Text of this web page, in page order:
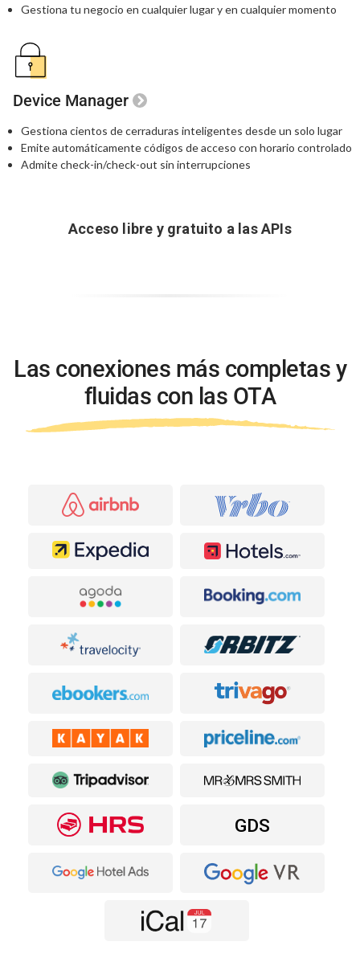
Gestiona tu negocio en cualquier lugary en cualquier momento
Device Manager
Gestiona cientos de cerraduras inteligentes desde un solo lugar
Emite automáticamente códigos de acceso con horario controlado
Admite check-in/check-out sin interrupciones
Acceso libre y gratuito a las APIs
Las conexiones más completas y
fluidas con las OTA